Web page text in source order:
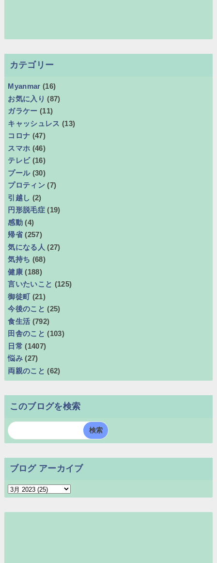
カテゴリー
Myanmar (16)
お気に入り (87)
ガラケー (11)
キャッシュレス (13)
コロナ (47)
スマホ (46)
テレビ (16)
プール (30)
プロティン (7)
引越し (2)
円形脱毛症 (19)
感動 (4)
帰省 (257)
気になる人 (27)
気持ち (68)
健康 (188)
言いたいこと (125)
御徒町 (21)
今後のこと (25)
食生活 (792)
田舎のこと (103)
日常 (1407)
悩み (27)
両親のこと (62)
このブログを検索
ブログ アーカイブ